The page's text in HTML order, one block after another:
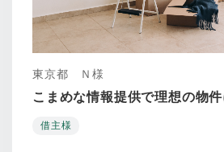
東京都 Ｎ様
こまめな情報提供で理想の物
借主様